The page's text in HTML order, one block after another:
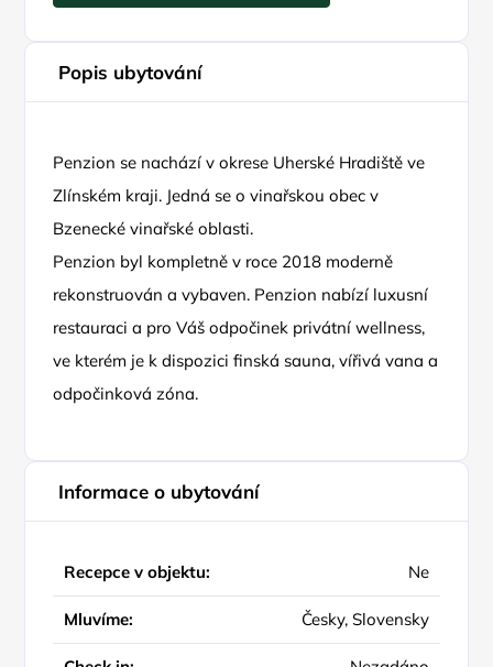
Popis ubytování
Penzion se nachází v okrese Uherské Hradiště ve
Zlínském kraji. Jedná se o vinařskou obec v
Bzenecké vinařské oblasti.
Penzion byl kompletně v roce 2018 moderně
rekonstruován a vybaven. Penzion nabízí luxusní
restauraci a pro Váš odpočinek privátní wellness,
ve kterém je k dispozici finská sauna, vířivá vana a
odpočinková zóna.
Informace o ubytování
Recepce v objektu: Ne
Mluvíme: Česky, Slovensky